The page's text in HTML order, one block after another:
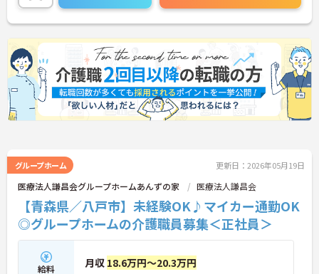
また、マイカー通勤OKなので、通勤も楽々です♪
ご興味のある方は、マイナビ介護職までお問い合わ
せください。
グループホーム 更新日：2026年05月19日
医療法人謙昌会グループホームあんずの家 医療法人謙昌会
【青森県／八戸市】未経験OK♪マイカー通勤OK
◎グループホームの介護職員募集＜正社員＞
給料 月収 18.6万円～20.3万円